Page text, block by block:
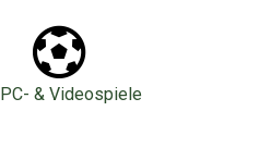
PC- & Videospiele